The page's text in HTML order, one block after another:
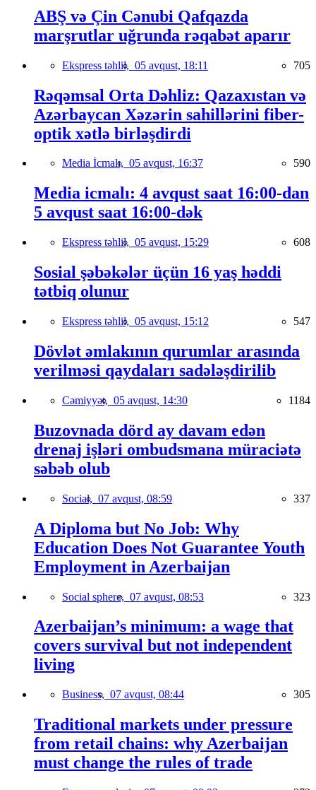
ABŞ və Çin Cənubi Qafqazda
marşrutlar uğrunda rəqabət aparır
Ekspress təhlil, 05 avqust, 18:11 705
Rəqəmsal Orta Dəhliz: Qazaxıstan və
Azərbaycan Xəzərin sahillərini fiber-
optik xətlə birləşdirdi
Media İcmalı, 05 avqust, 16:37 590
Media icmalı: 4 avqust saat 16:00-dan
5 avqust saat 16:00-dək
Ekspress təhlil, 05 avqust, 15:29 608
Sosial şəbəkələr üçün 16 yaş həddi
tətbiq olunur
Ekspress təhlil, 05 avqust, 15:12 547
Dövlət əmlakının qurumlar arasında
verilməsi qaydaları sadələşdirilib
Cəmiyyət, 05 avqust, 14:30 1184
Buzovnada dörd ay davam edən
drenaj işləri ombudsmana müraciətə
səbəb olub
Social, 07 avqust, 08:59 337
A Diploma but No Job: Why
Education Does Not Guarantee Youth
Employment in Azerbaijan
Social sphere, 07 avqust, 08:53 323
Azerbaijan’s minimum: a wage that
covers survival but not independent
living
Business, 07 avqust, 08:44 305
Traditional markets under pressure
from retail chains: why Azerbaijan
must change the rules of trade